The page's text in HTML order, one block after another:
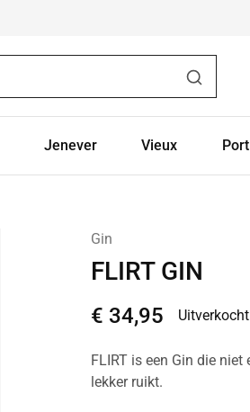
Jenever Vieux Port
Gin
FLIRT GIN
€ 34,95 Uitverkocht
FLIRT is een Gin die
lekker ruikt.